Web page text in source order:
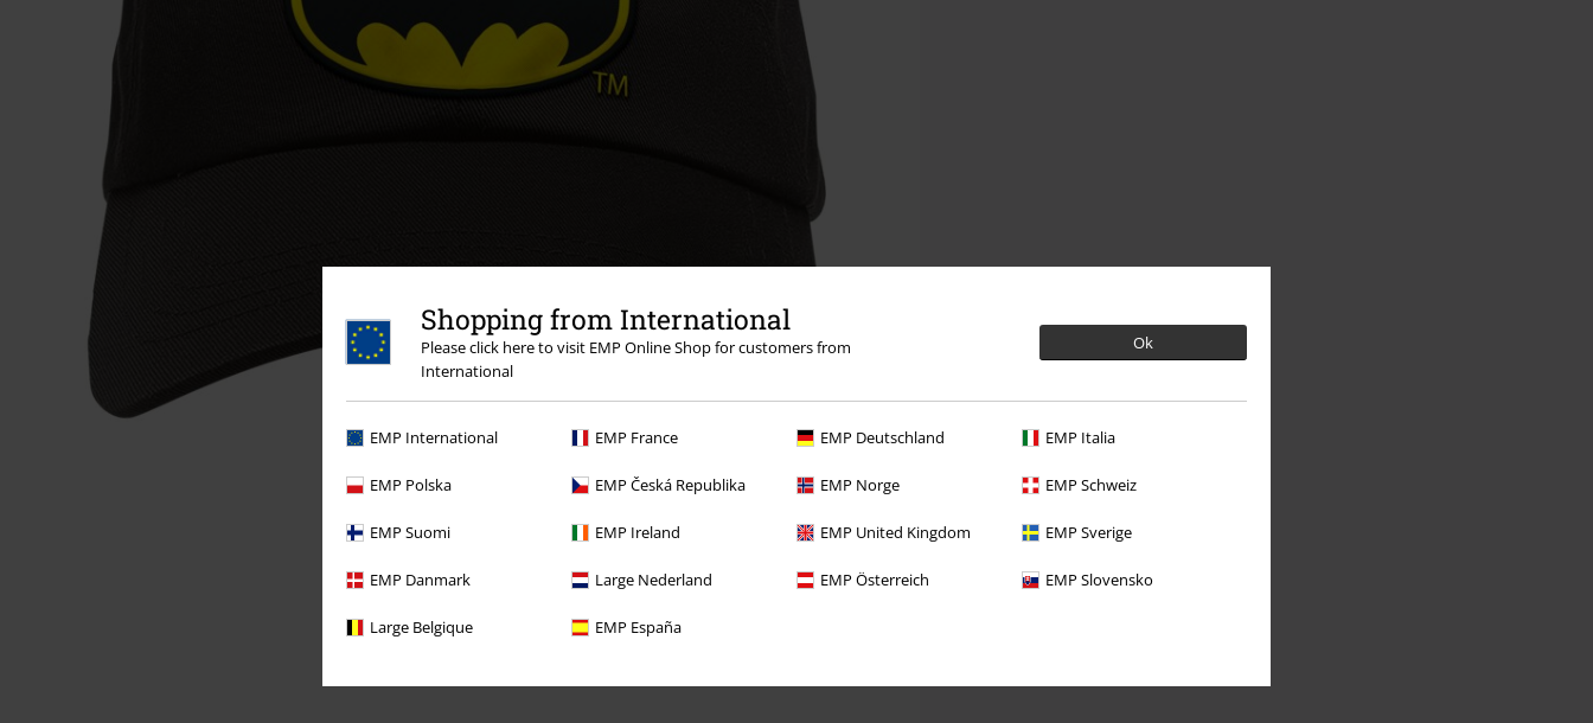
Shopping from International
Please click here to visit EMP Online Shop for customers from
International
Ok
EMP International EMP France EMP Deutschland EMP Italia
EMP Polska EMP Česká Republika EMP Norge EMP Schweiz
EMP Suomi EMP Ireland EMP United Kingdom EMP Sverige
EMP Danmark Large Nederland EMP Österreich EMP Slovensko
Large Belgique EMP España